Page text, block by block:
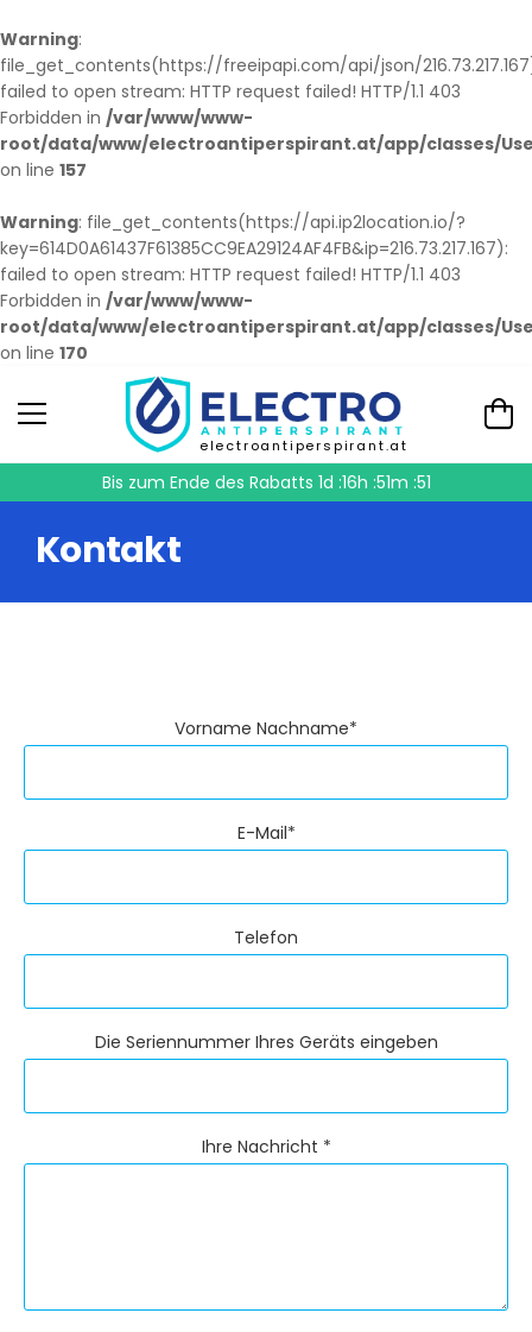
Warning:
file_get_contents(https://freeipapi.com/api/json/
failed to open stream: HTTP request failed! HTTP/1.1 403
Forbidden in /var/www/www-
root/data/www/electroantiperspirant.at/app/classes/
on line 157
Warning: file_get_contents(https://api.ip2location.io/?
key=614D0A61437F61385CC9EA29124AF4FB&ip=216.73.217.167):
failed to open stream: HTTP request failed! HTTP/1.1 403
Forbidden in /var/www/www-
root/data/www/electroantiperspirant.at/app/classes/
on line 170
electroantiperspirant.at
Bis zum Ende des Rabatts 1d :16h :51m :51
Kontakt
Vorname Nachname*
E-Mail*
Telefon
Die Seriennummer Ihres Geräts eingeben
Ihre Nachricht *